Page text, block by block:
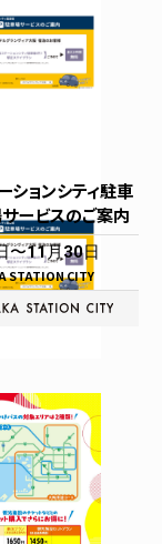
ションシティ駐車
ービスのご案内
11月30日
STATION CITY